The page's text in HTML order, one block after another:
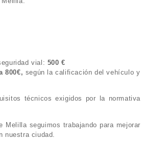
vial: 500 €
800€, según la calificación del vehículo y
técnicos exigidos por la normativa
seguimos trabajando para mejorar
nuestra ciudad.